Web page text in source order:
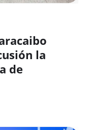
la
de